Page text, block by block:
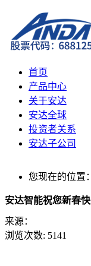
首页
产品中心
关于安达
安达全球
投资者关系
安达子公司
您现在的位置：
安达智能祝您新春快
来源：
浏览次数: 5141